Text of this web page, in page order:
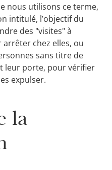
nous utilisons ce terme,
intitulé, l’objectif du
des "visites" à
arrêter chez elles, ou
sans titre de
leur porte, pour vérifier
expulser.
la